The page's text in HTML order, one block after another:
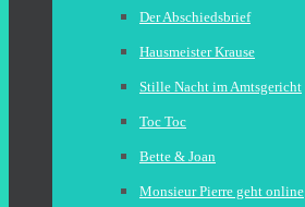
Der Abschiedsbrief
Hausmeister Krause
Stille Nacht im Amtsgericht
Toc Toc
Bette & Joan
Monsieur Pierre geht online